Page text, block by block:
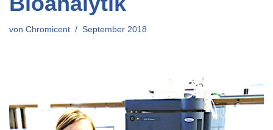
von Chromicent September 2018